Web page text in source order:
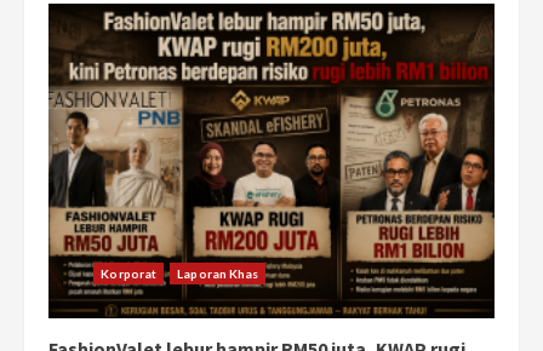
Korporat Laporan Khas